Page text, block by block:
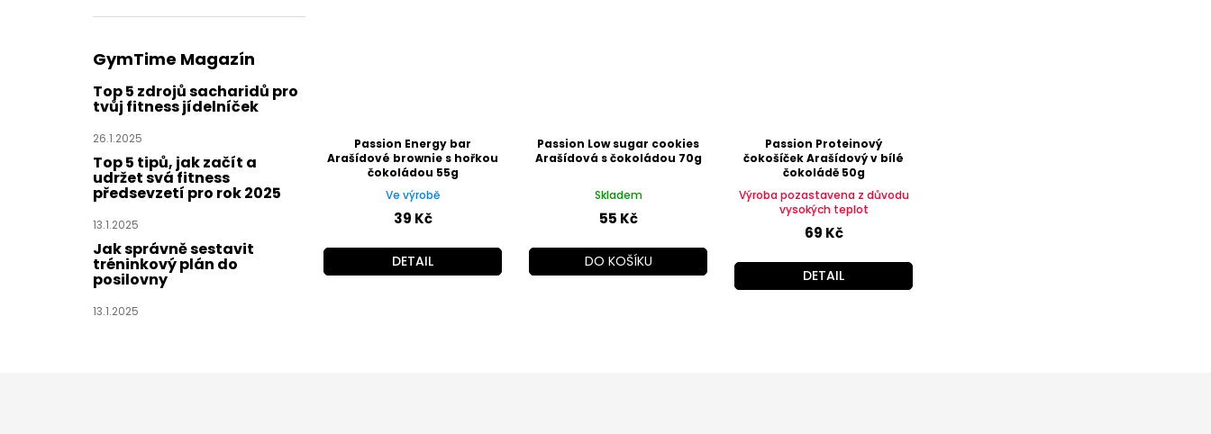
GymTime Magazín
Top 5 zdrojů sacharidů pro
tvůj fitness jídelníček
26.1.2025
Top 5 tipů, jak začít a
udržet svá fitness
předsevzetí pro rok 2025
13.1.2025
Jak správně sestavit
tréninkový plán do
posilovny
13.1.2025
Passion Energy bar
Arašídové brownie s hořkou
čokoládou 55g
Ve výrobě
39 Kč
DETAIL
Passion Low sugar cookies
Arašídová s čokoládou 70g
Skladem
55 Kč
DO KOŠÍKU
Passion Proteinový
čokošíček Arašídový v bílé
čokoládě 50g
Výroba pozastavena z důvodu
vysokých teplot
69 Kč
DETAIL